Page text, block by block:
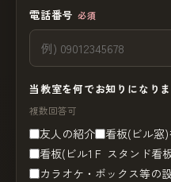
電話番号 必須
当教室を何でお知りになり
複数回答可
友人の紹介
看板(ビル窓)
看板(ビル1Ｆ スタンド看
カラオケ・ボックス等の